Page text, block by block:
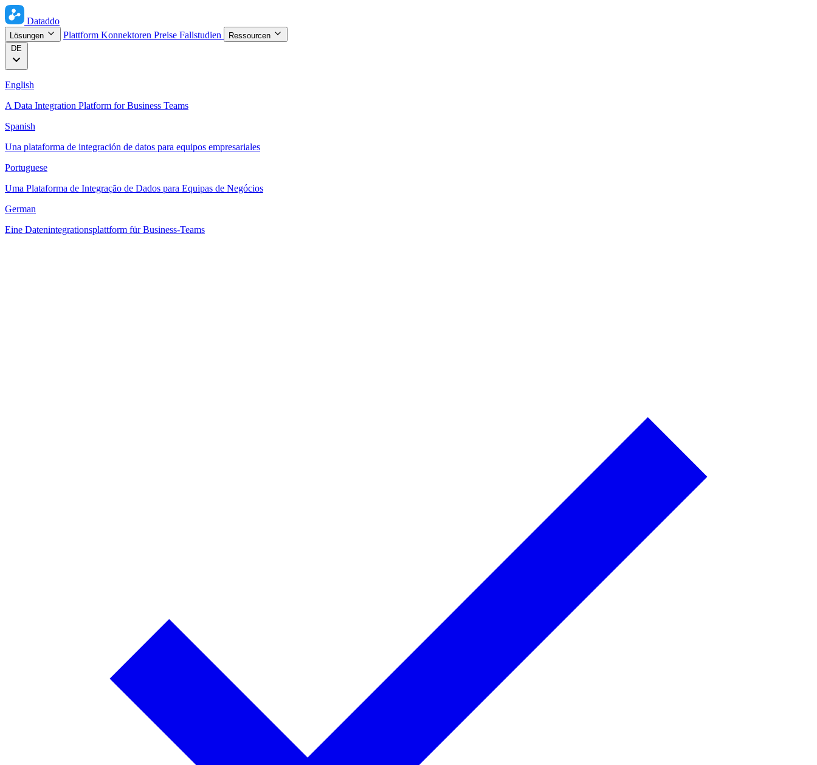
Dataddo
Lösungen Plattform Konnektoren Preise Fallstudien
Ressourcen
DE
English
A Data Integration Platform for Business Teams
Spanish
Una plataforma de integración de datos para equipos empresariales
Portuguese
Uma Plataforma de Integração de Dados para Equipas de Negócios
German
Eine Datenintegrationsplattform für Business-Teams